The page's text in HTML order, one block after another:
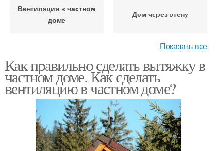
Вентиляция в частном
доме
Дом через стену
Дом на кухне
труб
Частный дом
Вентиляции в частном
доме
Показать все
Как правильно сделать вытяжку в
частном доме. Как сделать
вентиляцию в частном доме?